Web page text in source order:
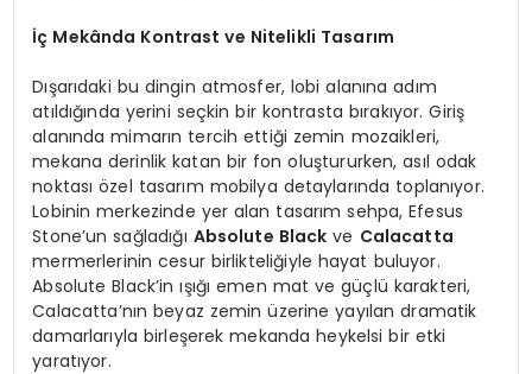
İç Mekânda Kontrast ve Nitelikli Tasarım
Dışarıdaki bu dingin atmosfer, lobi alanına adım
atıldığında yerini seçkin bir kontrasta bırakıyor. Giriş
alanında mimarın tercih ettiği zemin mozaikleri,
mekana derinlik katan bir fon oluştururken, asıl odak
noktası özel tasarım mobilya detaylarında toplanıyor.
Lobinin merkezinde yer alan tasarım sehpa, Efesus
Stone’un sağladığı Absolute Black ve Calacatta
mermerlerinin cesur birlikteliğiyle hayat buluyor.
Absolute Black’in ışığı emen mat ve güçlü karakteri,
Calacatta’nın beyaz zemin üzerine yayılan dramatik
damarlarıyla birleşerek mekanda heykelsi bir etki
yaratıyor.